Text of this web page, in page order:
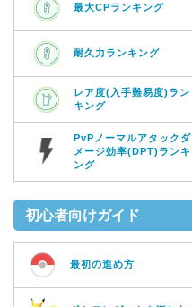
最大CPランキング
耐久力ランキング
レア度(入手難易度)ラン
キング
PvPノーマルアタックダ
メージ効率(DPT)ランキ
ング
初心者向けガイド
最初の進め方